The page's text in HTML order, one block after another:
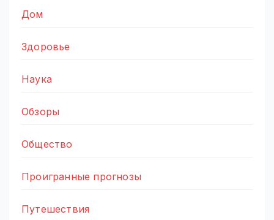
Дом
Здоровье
Наука
Обзоры
Общество
Проигранные прогнозы
Путешествия